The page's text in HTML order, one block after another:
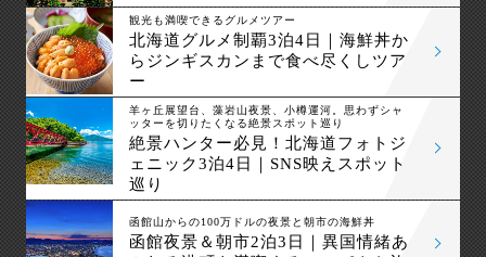
観光も満喫できるグルメツアー
北海道グルメ制覇3泊4日｜海鮮丼か
らジンギスカンまで食べ尽くしツア
ー
羊ヶ丘展望台、藻岩山夜景、小樽運河。思わずシャ
ッターを切りたくなる絶景スポット巡り
絶景ハンター必見！北海道フォトジ
ェニック3泊4日｜SNS映えスポット
巡り
函館山からの100万ドルの夜景と朝市の海鮮丼
函館夜景＆朝市2泊3日｜異国情緒あ